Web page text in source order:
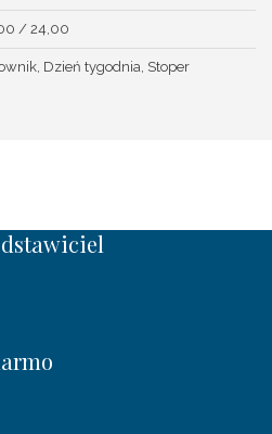
/ 24,00
Dzień tygodnia, Stoper